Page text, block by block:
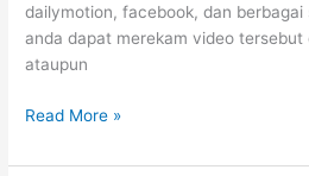
dailymotion, facebook, dan
anda dapat merekam video tersebut
ataupun
Apowersoft
Video
Read More »